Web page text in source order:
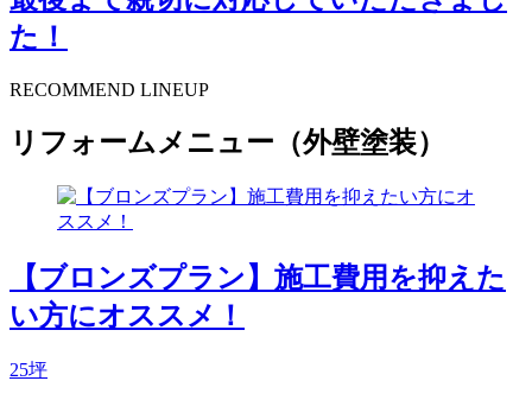
た！
RECOMMEND LINEUP
リフォームメニュー（外壁塗装）
【ブロンズプラン】施工費用を抑えた
い方にオススメ！
25坪